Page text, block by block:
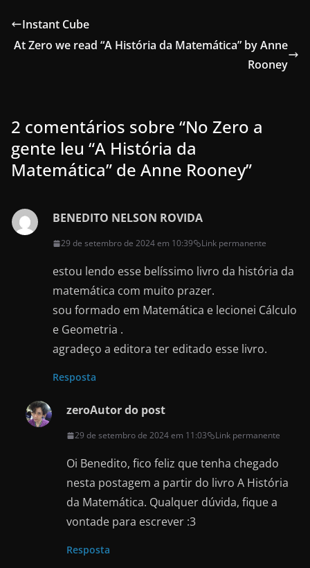
e
b
o
d
Instant Cube
At Zero we read “A História da Matemática” by Anne
Rooney
2 comentários sobre “No Zero a
gente leu “A História da
Matemática” de Anne Rooney”
BENEDITO NELSON ROVIDA
29 de setembro de 2024 em 10:39 Link permanente
estou lendo esse belíssimo livro da história da
matemática com muito prazer.
sou formado em Matemática e lecionei Cálculo
e Geometria .
agradeço a editora ter editado esse livro.
Resposta
zeroAutor do post
29 de setembro de 2024 em 11:03 Link permanente
Oi Benedito, fico feliz que tenha chegado
nesta postagem a partir do livro A História
da Matemática. Qualquer dúvida, fique a
vontade para escrever :3
Resposta